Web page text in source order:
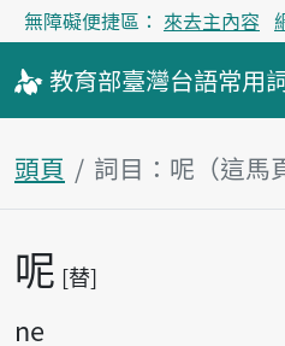
無障礙便捷區： 來去主內容
教育部臺灣台語常用
頭頁 詞目：呢（這馬
主內容區
呢 替
ne